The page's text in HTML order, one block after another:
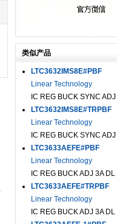
类似产品
LTC3632IMS8E#PBF
Linear Technology
IC REG BUCK SYNC
LTC3632IMS8E#TRPBF
Linear Technology
IC REG BUCK SYNC
LTC3633AEFE#PBF
Linear Technology
IC REG BUCK ADJ 3A
LTC3633AEFE#TRPBF
Linear Technology
IC REG BUCK ADJ 3A